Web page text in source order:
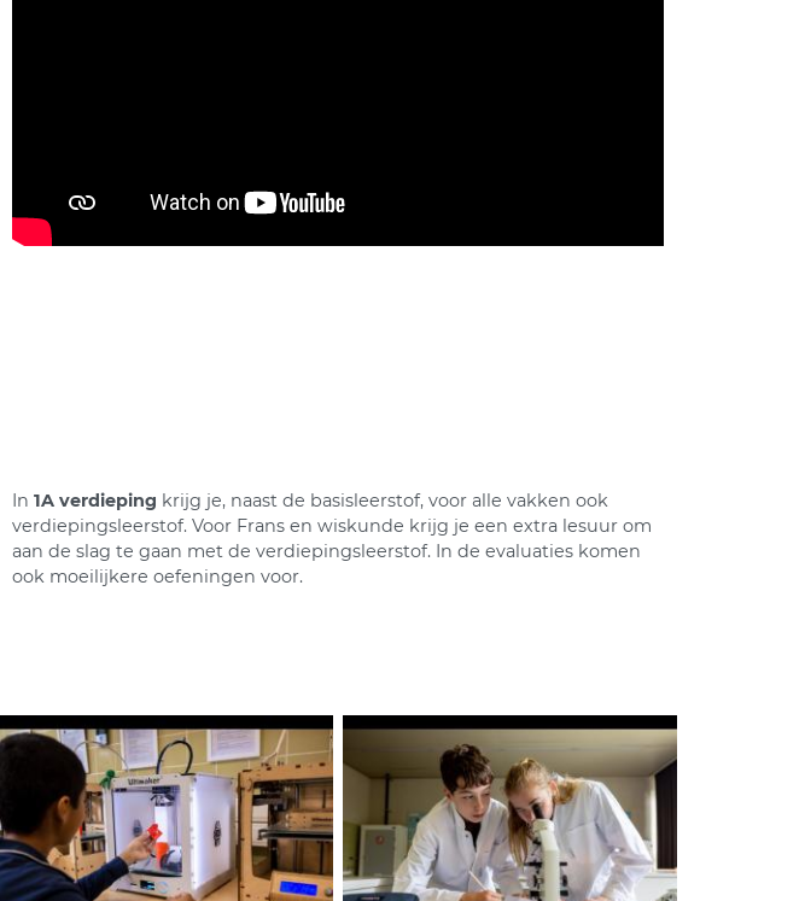
In 1A verdieping krijg je, naast de basisleerstof, voor alle vakken ook
verdiepingsleerstof. Voor Frans en wiskunde krijg je een extra lesuur om
aan de slag te gaan met de verdiepingsleerstof. In de evaluaties komen
ook moeilijkere oefeningen voor.